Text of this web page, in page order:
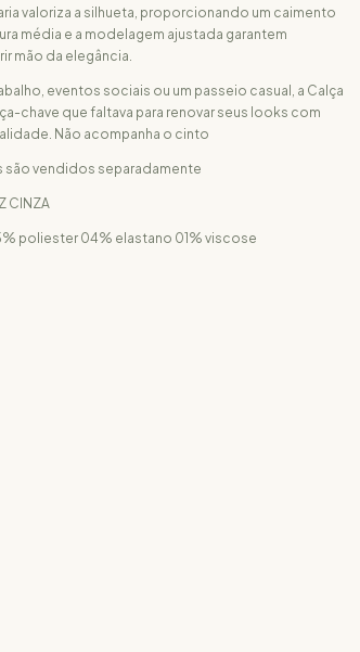
valoriza a silhueta, proporcionando um caimento
média e a modelagem ajustada garantem
mão da elegância.
eventos sociais ou um passeio casual, a Calça
chave que faltava para renovar seus looks com
Não acompanha o cinto
são vendidos separadamente
CINZA
poliester 04% elastano 01% viscose